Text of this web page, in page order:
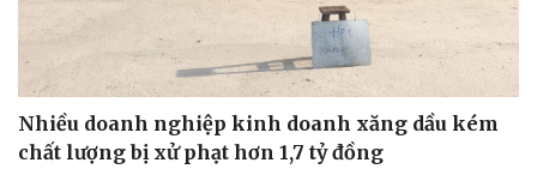
Nhiều doanh nghiệp kinh doanh xăng dầu kém
chất lượng bị xử phạt hơn 1,7 tỷ đồng